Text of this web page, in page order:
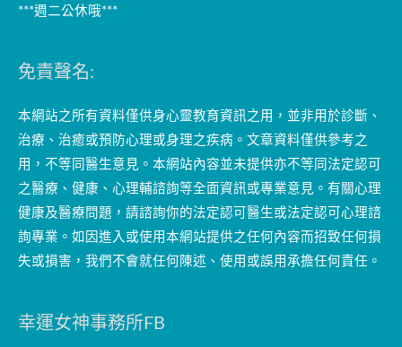
***週二公休哦***
免責聲名:
本網站之所有資料僅供身心靈教育資訊之用，並非用於診斷、
治療、治癒或預防心理或身理之疾病。文章資料僅供參考之
用，不等同醫生意見。本網站內容並未提供亦不等同法定認可
之醫療、健康、心理輔諮詢等全面資訊或專業意見。有關心理
健康及醫療問題，請諮詢你的法定認可醫生或法定認可心理諮
詢專業。如因進入或使用本網站提供之任何內容而招致任何損
失或損害，我們不會就任何陳述、使用或誤用承擔任何責任。
幸運女神事務所FB